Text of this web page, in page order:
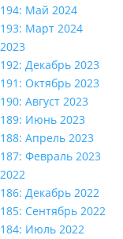
194: Май 2024
193: Март 2024
2023
192: Декабрь 2023
191: Октябрь 2023
190: Август 2023
189: Июнь 2023
188: Апрель 2023
187: Февраль 2023
2022
186: Декабрь 2022
185: Сентябрь 2022
184: Июль 2022